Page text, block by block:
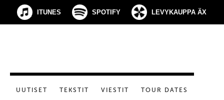
ITUNES SPOTIFY LEVYKAUPPA ÄX
UUTISET TEKSTIT VIESTIT TOUR DATES